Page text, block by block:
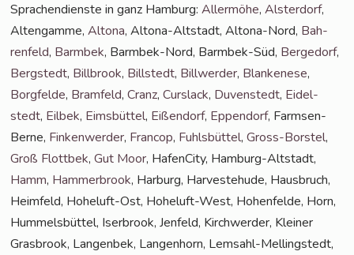
Spra­chen­diens­te in ganz Ham­burg:Aller­mö­he,Als­ter­dorf,
Alten­gam­me,Alto­na, Alto­na-Alt­stadt, Alto­na-Nord, Bah­
ren­feld, Barm­bek, Barm­bek-Nord, Barm­bek-Süd, Ber­ge­dorf,
Berg­stedt, Bill­brook, Bill­stedt, Bill­wer­der, Blan­ke­ne­se,
Borg­fel­de, Bramfeld,Cranz,Curs­lack, Duven­stedt, Eidel­
stedt, Eil­bek, Eims­büt­tel, Eißen­dorf, Eppen­dorf, Farm­sen-
Ber­ne, Fin­ken­wer­der, Fran­cop, Fuhls­büt­tel,Gross-Bors­tel,
Groß Flott­bek,Gut Moor, Hafen­Ci­ty, Ham­burg-Alt­stadt,
Hamm, Ham­mer­brook, Har­burg, Har­ve­ste­hu­de, Haus­bruch,
Heim­feld, Hohe­luft-Ost, Hohe­luft-West, Hohen­fel­de, Horn,
Hum­mels­büt­tel, Iser­brook, Jen­feld, Kirch­wer­der, Klei­ner
Gras­brook, Lan­gen­bek, Lan­gen­horn, Lem­sahl-Mel­ling­s­tedt,